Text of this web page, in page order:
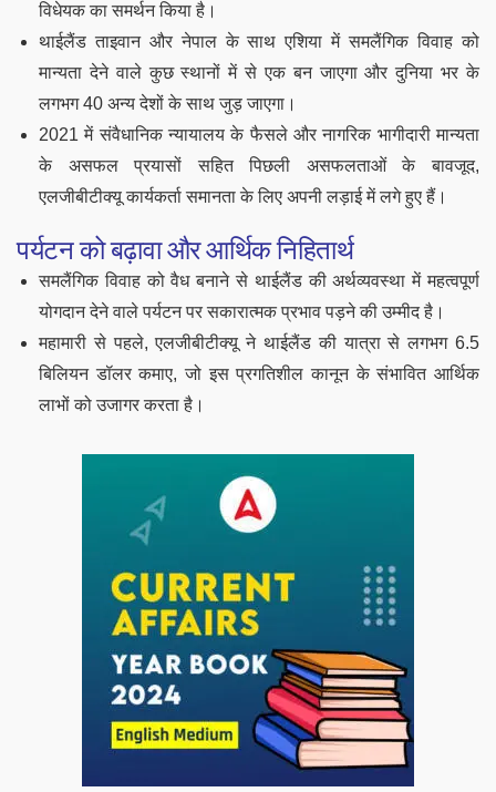
विधेयक का समर्थन किया है।
थाईलैंड ताइवान और नेपाल के साथ एशिया में समलैंगिक विवाह को
मान्यता देने वाले कुछ स्थानों में से एक बन जाएगा और दुनिया भर के
लगभग 40 अन्य देशों के साथ जुड़ जाएगा।
2021 में संवैधानिक न्यायालय के फैसले और नागरिक भागीदारी मान्यता
के असफल प्रयासों सहित पिछली असफलताओं के बावजूद,
एलजीबीटीक्यू कार्यकर्ता समानता के लिए अपनी लड़ाई में लगे हुए हैं।
पर्यटन को बढ़ावा और आर्थिक निहितार्थ
समलैंगिक विवाह को वैध बनाने से थाईलैंड की अर्थव्यवस्था में महत्वपूर्ण
योगदान देने वाले पर्यटन पर सकारात्मक प्रभाव पड़ने की उम्मीद है।
महामारी से पहले, एलजीबीटीक्यू ने थाईलैंड की यात्रा से लगभग 6.5
बिलियन डॉलर कमाए, जो इस प्रगतिशील कानून के संभावित आर्थिक
लाभों को उजागर करता है।